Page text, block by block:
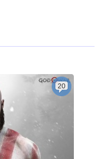
20